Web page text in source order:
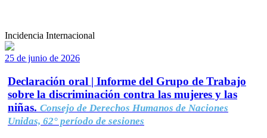
Incidencia Internacional
25 de junio de 2026
Declaración oral | Informe del Grupo de Trabajo
sobre la discriminación contra las mujeres y las
niñas. Consejo de Derechos Humanos de Naciones
Unidas, 62° período de sesiones